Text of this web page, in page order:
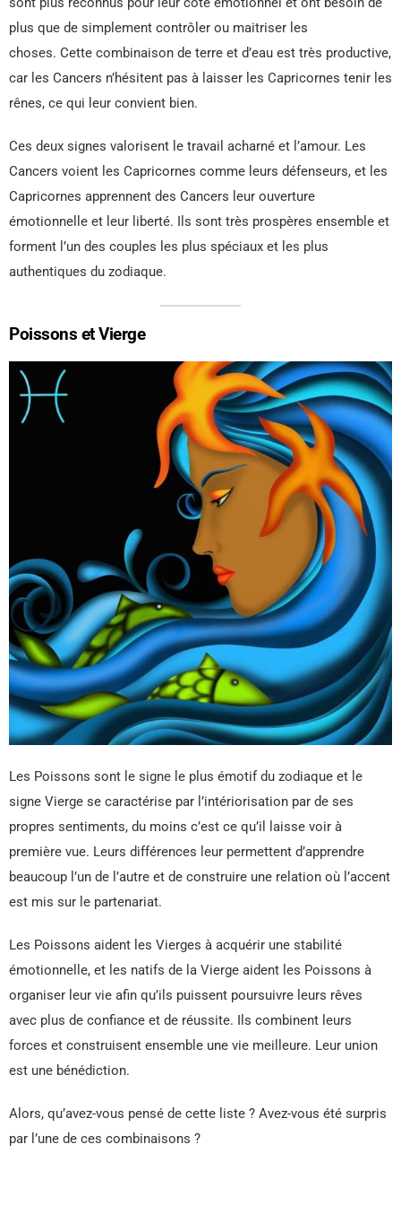
plus que de simplement contrôler ou maitriser les
choses. Cette combinaison de terre et d’eau est très productive,
car les Cancers n’hésitent pas à laisser les Capricornes tenir les
rênes, ce qui leur convient bien.
Ces deux signes valorisent le travail acharné et l’amour. Les
Cancers voient les Capricornes comme leurs défenseurs, et les
Capricornes apprennent des Cancers leur ouverture
émotionnelle et leur liberté. Ils sont très prospères ensemble et
forment l’un des couples les plus spéciaux et les plus
authentiques du zodiaque.
Poissons et Vierge
Les Poissons sont le signe le plus émotif du zodiaque et le
signe Vierge se caractérise par l’intériorisation par de ses
propres sentiments, du moins c’est ce qu’il laisse voir à
première vue. Leurs différences leur permettent d’apprendre
beaucoup l’un de l’autre et de construire une relation où l’accent
est mis sur le partenariat.
Les Poissons aident les Vierges à acquérir une stabilité
émotionnelle, et les natifs de la Vierge aident les Poissons à
organiser leur vie afin qu’ils puissent poursuivre leurs rêves
avec plus de confiance et de réussite. Ils combinent leurs
forces et construisent ensemble une vie meilleure. Leur union
est une bénédiction.
Alors, qu’avez-vous pensé de cette liste ? Avez-vous été surpris
par l’une de ces combinaisons ?